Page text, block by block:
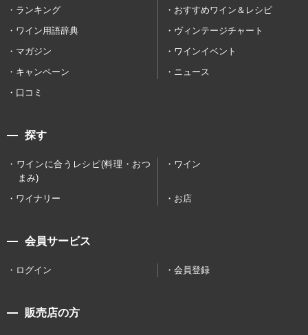
ランキング
おすすめワイン＆レシピ
ワイン用語辞典
ヴィンテージチャート
マガジン
ワインイベント
キャンペーン
ニュース
口コミ
探す
ワインに合うレシピ(料理・おつ
まみ)
ワイン
ワイナリー お店
会員サービス
ログイン 会員登録
販売店の方